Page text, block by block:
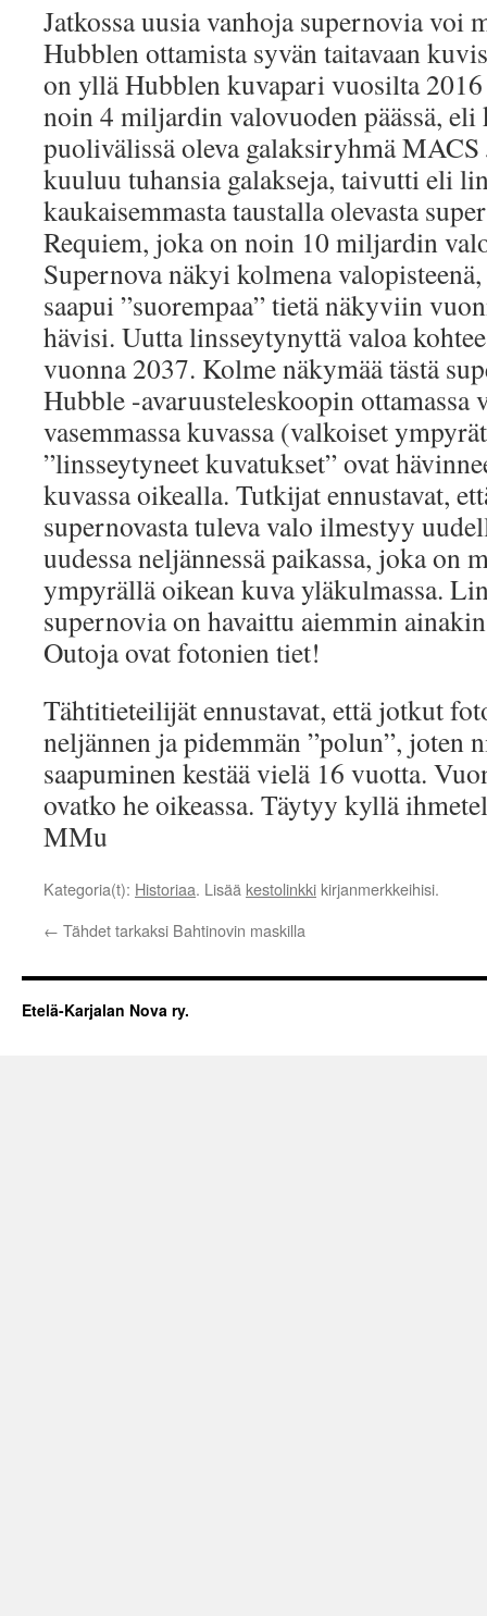
Jatkossa uusia vanhoja supernovia voi
Hubblen ottamista syvän taitavaan
on yllä Hubblen kuvapari vuosilta
noin 4 miljardin valovuoden päässä, eli
puolivälissä oleva galaksiryhmä
kuuluu tuhansia galakseja, taivutti eli
kaukaisemmasta taustalla olevasta
Requiem, joka on noin 10 miljardin
Supernova näkyi kolmena
saapui ”suorempaa” tietä näkyviin
hävisi. Uutta linsseytynyttä valoa
vuonna 2037. Kolme näkymää tästä
Hubble -avaruusteleskoopin ottamassa
vasemmassa kuvassa (valkoiset
”linsseytyneet kuvatukset” ovat
kuvassa oikealla. Tutkijat ennustavat,
supernovasta tuleva valo ilmestyy
uudessa neljännessä paikassa, joka on
ympyrällä oikean kuva yläkulmassa.
supernovia on havaittu aiemmin
Outoja ovat fotonien tiet!
Tähtitieteilijät ennustavat, että jotkut
neljännen ja pidemmän ”polun”, joten
saapuminen kestää vielä 16 vuotta.
ovatko he oikeassa. Täytyy kyllä
MMu
Kategoria(t): Historiaa. Lisää kestolinkki kirjanmerkkeihisi.
← Tähdet tarkaksi Bahtinovin maskilla
Etelä-Karjalan Nova ry.